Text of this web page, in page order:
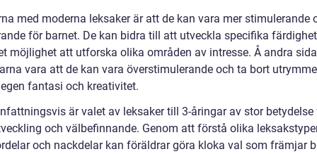
med moderna leksaker är att de kan vara mer stimulerande
för barnet. De kan bidra till att utveckla specifika
möjlighet att utforska olika områden av intresse. Å andra
vara att de kan vara överstimulerande och ta bort
fantasi och kreativitet.
är valet av leksaker till 3-åringar av stor betydelse
och välbefinnande. Genom att förstå olika
och nackdelar kan föräldrar göra kloka val som främjar